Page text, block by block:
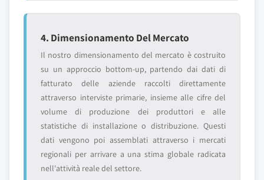
4. Dimensionamento Del Mercato
Il nostro dimensionamento del mercato è costruito
su un approccio bottom-up, partendo dai dati di
fatturato delle aziende raccolti direttamente
attraverso interviste primarie, insieme alle cifre del
volume di produzione dei produttori e alle
statistiche di installazione o distribuzione. Questi
dati vengono poi assemblati attraverso i mercati
regionali per arrivare a una stima globale radicata
nell'attività reale del settore.